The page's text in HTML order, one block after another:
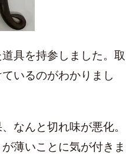
具を持参しました。取
いるのがわかりまし
なんと切れ味が悪化。
薄いことに気が付きま